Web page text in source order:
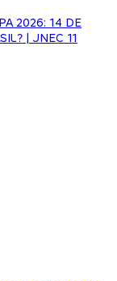
2026: 14 DE
| JNEC 11